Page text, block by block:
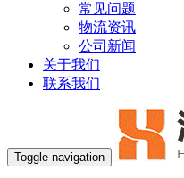
常见问题
物流资讯
公司新闻
关于我们
联系我们
Toggle navigation